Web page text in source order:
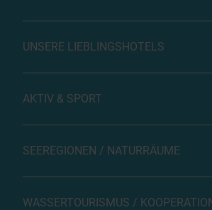
UNSERE LIEBLINGSHOTELS
AKTIV & SPORT
SEEREGIONEN / NATURRÄUME
WASSERTOURISMUS /